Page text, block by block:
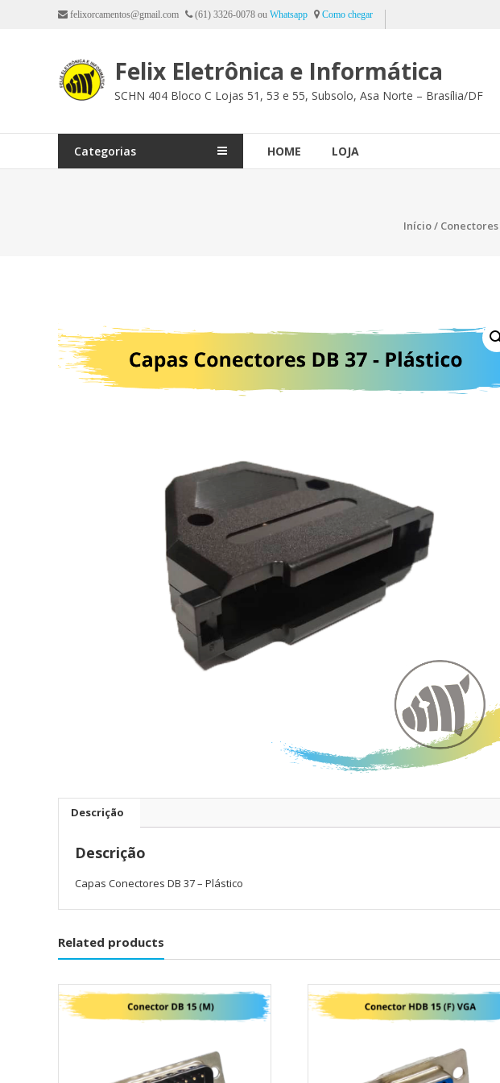
felixorcamentos@gmail.com (61) 3326-0078 ou Whatsapp Como chegar
Felix Eletrônica e Informática
SCHN 404 Bloco C Lojas 51, 53 e 55, Subsolo, Asa Norte – Brasília/DF
Categorias HOME LOJA
Início/ Conectores
Descrição
Descrição
Capas Conectores DB 37 – Plástico
Related products